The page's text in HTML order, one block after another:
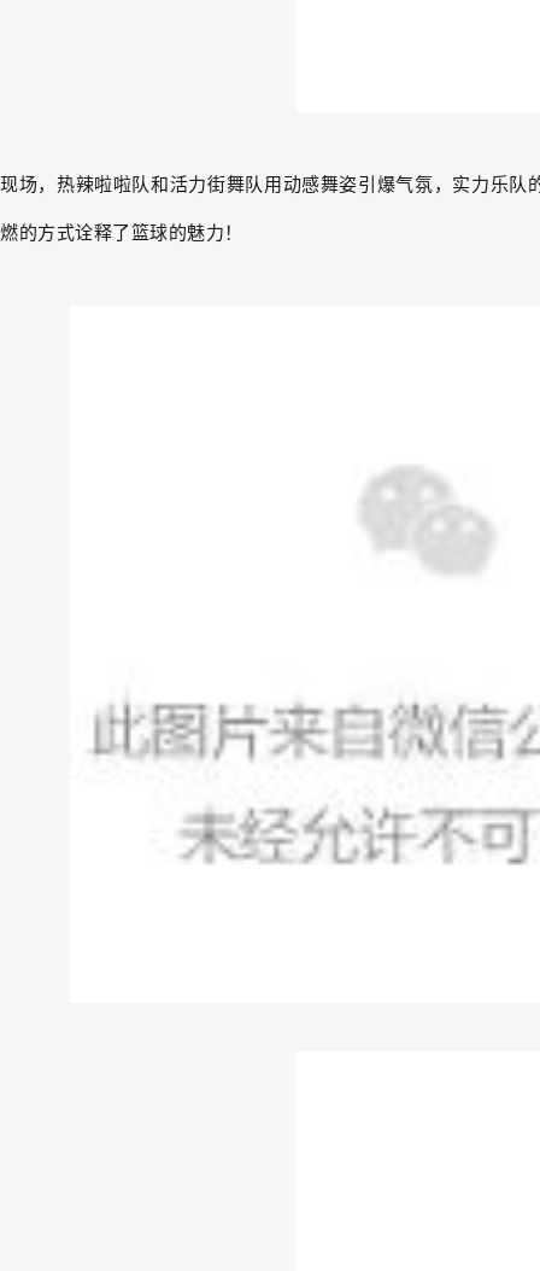
现场，热辣啦啦队和活力街舞队用动感舞姿引爆气氛，实力乐
燃的方式诠释了篮球的魅力！